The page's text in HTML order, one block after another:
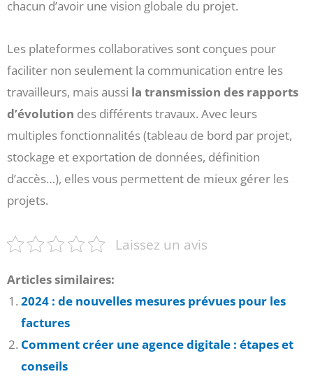
chacun d’avoir une vision globale du projet.
Les plateformes collaboratives sont conçues pour
faciliter non seulement la communication entre les
travailleurs, mais aussi la transmission des rapports
d’évolution des différents travaux. Avec leurs
multiples fonctionnalités (tableau de bord par projet,
stockage et exportation de données, définition
d’accès…), elles vous permettent de mieux gérer les
projets.
Laissez un avis
Articles similaires:
2024 : de nouvelles mesures prévues pour les
factures
Comment créer une agence digitale : étapes et
conseils